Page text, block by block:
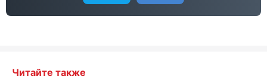
Читайте также